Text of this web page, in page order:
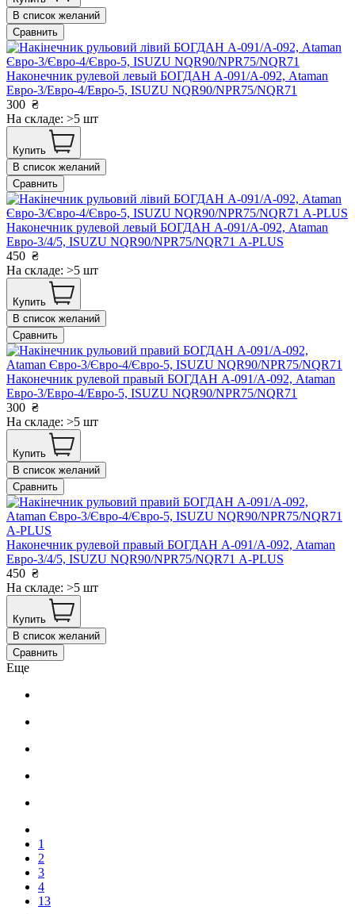
В список желаний
Сравнить
Наконечник рулевой левый БОГДАН А-091/А-092, Ataman
Евро-3/Евро-4/Евро-5, ISUZU NQR90/NPR75/NQR71
300 ₴
На складе: >5 шт
Купить
В список желаний
Сравнить
Наконечник рулевой левый БОГДАН А-091/А-092, Ataman
Евро-3/4/5, ISUZU NQR90/NPR75/NQR71 А-PLUS
450 ₴
На складе: >5 шт
Купить
В список желаний
Сравнить
Наконечник рулевой правый БОГДАН А-091/А-092, Ataman
Евро-3/Евро-4/Евро-5, ISUZU NQR90/NPR75/NQR71
300 ₴
На складе: >5 шт
Купить
В список желаний
Сравнить
Наконечник рулевой правый БОГДАН А-091/А-092, Ataman
Евро-3/4/5, ISUZU NQR90/NPR75/NQR71 А-PLUS
450 ₴
На складе: >5 шт
Купить
В список желаний
Сравнить
Еще
1
2
3
4
13